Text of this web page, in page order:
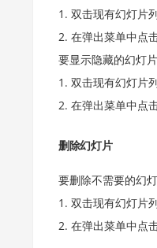
双击现有幻灯片
在弹出菜单中点
要显示隐藏的幻灯片
双击现有幻灯片
在弹出菜单中点
删除幻灯片
要删除不需要的幻灯
双击现有幻灯片
在弹出菜单中点